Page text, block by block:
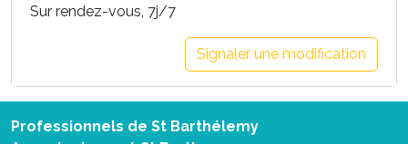
Sur rendez-vous, 7j/7
Signaler une modification
Professionnels de St Barthélemy